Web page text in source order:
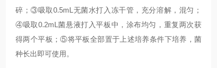
碎；③吸取0.5mL无菌水打入冻干管，充分溶解，混匀；
④吸取0.2mL菌悬液打入平板中，涂布均匀，重复两次获
得两个平板；⑤将平板全部置于上述培养条件下培养，菌
种长出即可使用。